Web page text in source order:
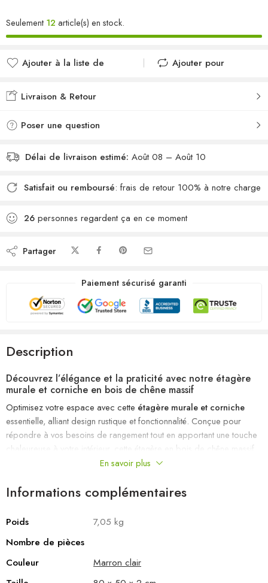
Seulement 12 article(s) en stock.
Ajouter à la liste de
Ajouté à la liste de
Ajouter pour
Livraison & Retour
Poser une question
Délai de livraison estimé: Août 08 – Août 10
Satisfait ou remboursé: frais de retour 100% à notre charge
26 personnes regardent ça en ce moment
Partager
Paiement sécurisé garanti
Description
Découvrez l’élégance et la praticité avec notre étagère
murale et corniche en bois de chêne massif
Optimisez votre espace avec cette étagère murale et corniche
essentielle, alliant design rustique et fonctionnalité. Conçue pour
répondre à vos besoins de rangement tout en apportant une touche
chaleureuse à votre intérieur, cette étagère en bois de chêne massif
est un choix irrésistible pour une décoration authentique et durable.
décoration unique, parfait pour sublimer votre maison ou votre
Les avantages de cette étagère murale et
corniche
Esthétique naturelle et élégante :
En savoir plus
Informations complémentaires
Poids
7,05 kg
Nombre de pièces
Couleur
Marron clair